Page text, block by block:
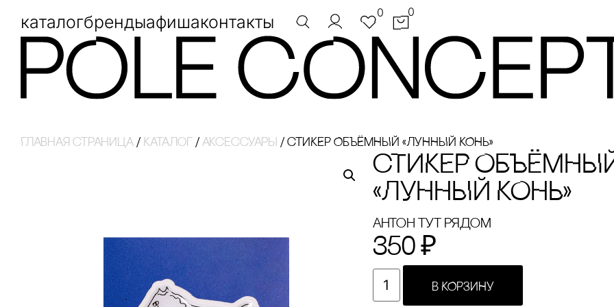
каталогбрендыафишаконтакты 0 0
Главная страница / Каталог / аксессуары / сТИКЕР ОБЪЁМНЫЙ «ЛУННЫЙ КОНЬ»
сТИКЕР
«ЛУННЫЙ КОНЬ»
Антон тут рядом
350 ₽
В КОРЗИНУ